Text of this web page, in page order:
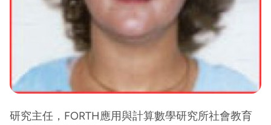
研究主任，FORTH應用與計算數學研究所社會教育